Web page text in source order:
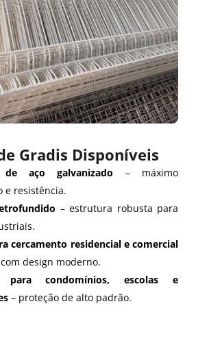
Gradis Disponíveis
aço galvanizado – máximo
e resistência.
– estrutura robusta para
cercamento residencial e comercial
design moderno.
para condomínios, escolas e
– proteção de alto padrão.